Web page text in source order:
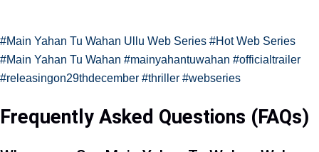
#Main Yahan Tu Wahan Ullu Web Series #Hot Web Series
#Main Yahan Tu Wahan #mainyahantuwahan #officialtrailer
#releasingon29thdecember #thriller #webseries
Frequently Asked Questions (FAQs)